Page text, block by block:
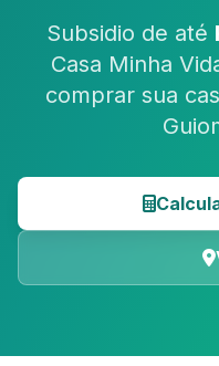
Subsidio de até
Casa Minha
comprar sua